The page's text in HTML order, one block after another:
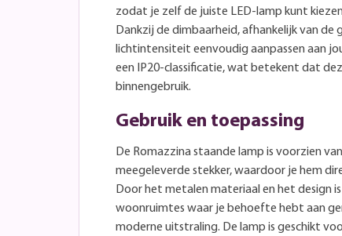
zodat je zelf de juiste LED-lamp kunt
Dankzij de dimbaarheid, afhankelijk van de
lichtintensiteit eenvoudig aanpassen aan
een IP20-classificatie, wat betekent dat
binnengebruik.
Gebruik en toepassing
De Romazzina staande lamp is voorzien
meegeleverde stekker, waardoor je hem
Door het metalen materiaal en het design
woonruimtes waar je behoefte hebt aan
moderne uitstraling. De lamp is geschikt